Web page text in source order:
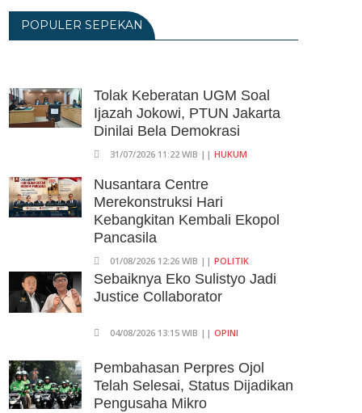
Transbandara, Tarif Dipatok
Rp15.000
Pengangguran Di Indonesia
Pada Mei 2026 Turun Jadi 7,22
Juta Orang
05/08/2026 13:45 WIB ||TENAGA KERJA
Tumbuh 5,29 Persen, Sektor
Pertambangan Alami Kontraksi
05/08/2026 13:16 WIB || MAKRO/MIKRO
POPULER SEPEKAN
Tolak Keberatan UGM Soal
Ijazah Jokowi, PTUN Jakarta
Dinilai Bela Demokrasi
31/07/2026 11:22 WIB || HUKUM
Nusantara Centre
Merekonstruksi Hari
Kebangkitan Kembali Ekopol
Pancasila
01/08/2026 12:26 WIB || POLITIK
Sebaiknya Eko Sulistyo Jadi
Justice Collaborator
04/08/2026 13:15 WIB || OPINI
Pembahasan Perpres Ojol
Telah Selesai, Status Dijadikan
Pengusaha Mikro